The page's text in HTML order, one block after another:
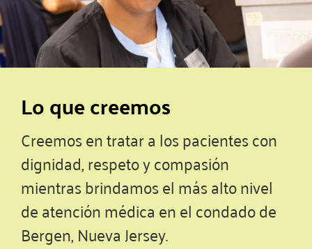
Lo que creemos
Creemos en tratar a los pacientes con
dignidad, respeto y compasión
mientras brindamos el más alto nivel
de atención médica en el condado de
Bergen, Nueva Jersey.